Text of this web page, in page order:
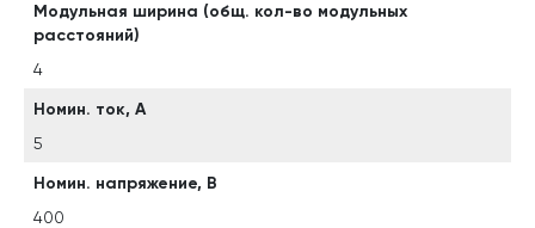
Модульная ширина (общ. кол-во модульных
расстояний)
4
Номин. ток, А
5
Номин. напряжение, В
400